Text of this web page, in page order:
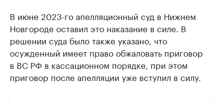
В июне 2023-го апелляционный суд в Нижнем
Новгороде оставил это наказание в силе. В
решении суда было также указано, что
осужденный имеет право обжаловать приговор
в ВС РФ в кассационном порядке, при этом
приговор после апелляции уже вступил в силу.